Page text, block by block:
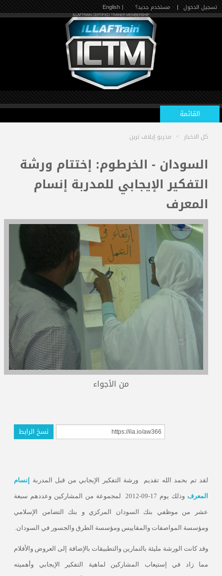
تسجيل الدخول | مستخدم جديد؟ | English
القائمة
الرئيسية
الدورات القادمة
المدربون
المعتمدون
كل الاخبار > مدربو إيلاف ترين
السودان - الخرطوم: إختتام ورشة
التفكير الإيجابي للمدربة إنسام
المعرف
من الأجواء
نسخ الرابط
لقد تم بحمد الله تقديم ورشة التفكير الإيجابي من قبل المدربة إنسام
المعرفوذلك يوم 17-09-2012 لمجموعة من المشاركين وعددهم سبعة
عشر من موظفي بنك السودان المركزي و بنك التضامن الإسلامي
ومؤسسة المواصفات والمقاييس ومؤسسة الطرق والجسور في السودان.
وقد كانت الورشة مليئة بالتمارين والتطبيقات بالإضافة إلى العروض والأفلام
مما زاد في إستيعاب المشاركين لماهية التفكير الإيجابي وأهميته